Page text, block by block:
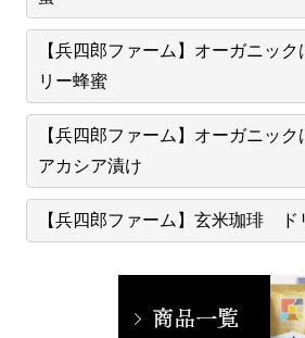
【兵四郎ファーム】オーガニッ
リー蜂蜜
【兵四郎ファーム】オーガニッ
アカシア漬け
【兵四郎ファーム】玄米珈琲 ド